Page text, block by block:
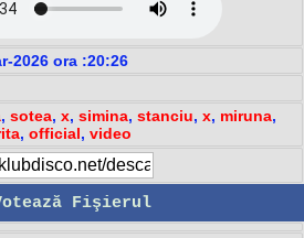
2026 ora :20:26
, sotea, x, simina, stanciu, x, miruna,
, official, video
Fişierul